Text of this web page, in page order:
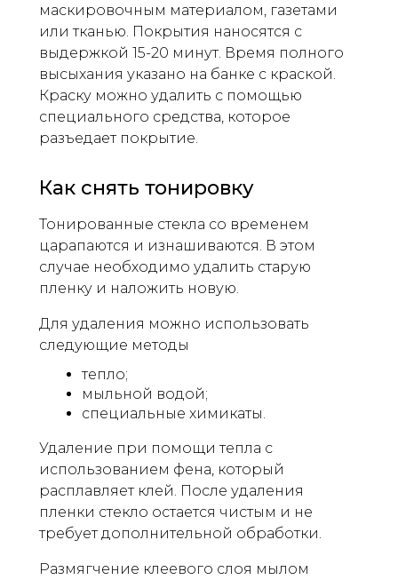
маскировочным материалом, газетами
или тканью. Покрытия наносятся с
выдержкой 15-20 минут. Время полного
высыхания указано на банке с краской.
Краску можно удалить с помощью
специального средства, которое
разъедает покрытие.
Как снять тонировку
Тонированные стекла со временем
царапаются и изнашиваются. В этом
случае необходимо удалить старую
пленку и наложить новую.
Для удаления можно использовать
следующие методы
тепло;
мыльной водой;
специальные химикаты.
Удаление при помощи тепла с
использованием фена, который
расплавляет клей. После удаления
пленки стекло остается чистым и не
требует дополнительной обработки.
Размягчение клеевого слоя мылом